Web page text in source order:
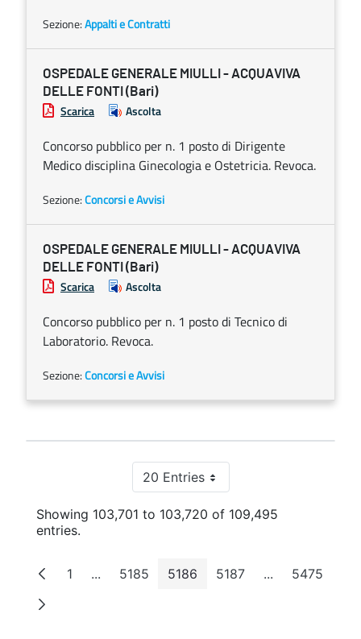
Sezione:Appalti e Contratti
OSPEDALE GENERALE MIULLI - ACQUAVIVA
DELLE FONTI (Bari)
Scarica Ascolta
Concorso pubblico per n. 1 posto di Dirigente
Medico disciplina Ginecologia e Ostetricia. Revoca.
Sezione:Concorsi e Avvisi
OSPEDALE GENERALE MIULLI - ACQUAVIVA
DELLE FONTI (Bari)
Scarica Ascolta
Concorso pubblico per n. 1 posto di Tecnico di
Laboratorio. Revoca.
Sezione:Concorsi e Avvisi
20 EntriesPer Page
Showing 103,701 to 103,720 of 109,495
entries.
Page
1 ...Intermediate Pages
Page
5185 Page
5186 Page
5187 ...Intermediate
Page
5475